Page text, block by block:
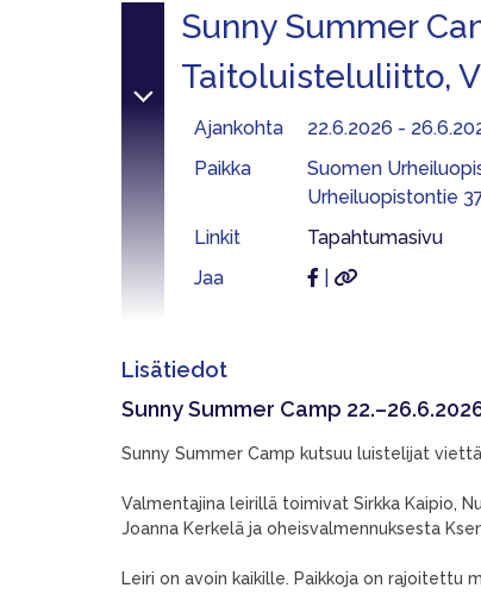
Sunny Summer
Taitoluisteluliitto,
Ajankohta
22.6.2026 -
Paikka
Suomen
Urheiluopistontie
Linkit
Tapahtumasivu
Jaa
Lisätiedot
Sunny Summer Camp
Sunny Summer Camp kutsuu luistelijat
Valmentajina leirillä toimivat Sirkka Kaipio,
Joanna Kerkelä ja oheisvalmennuksesta
Leiri on avoin kaikille. Paikkoja on rajoitettu